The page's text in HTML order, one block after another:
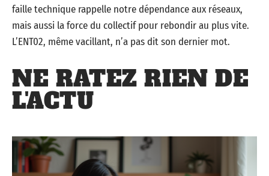
faille technique rappelle notre dépendance aux réseaux,
mais aussi la force du collectif pour rebondir au plus vite.
L’ENT02, même vacillant, n’a pas dit son dernier mot.
NE RATEZ RIEN DE
L'ACTU